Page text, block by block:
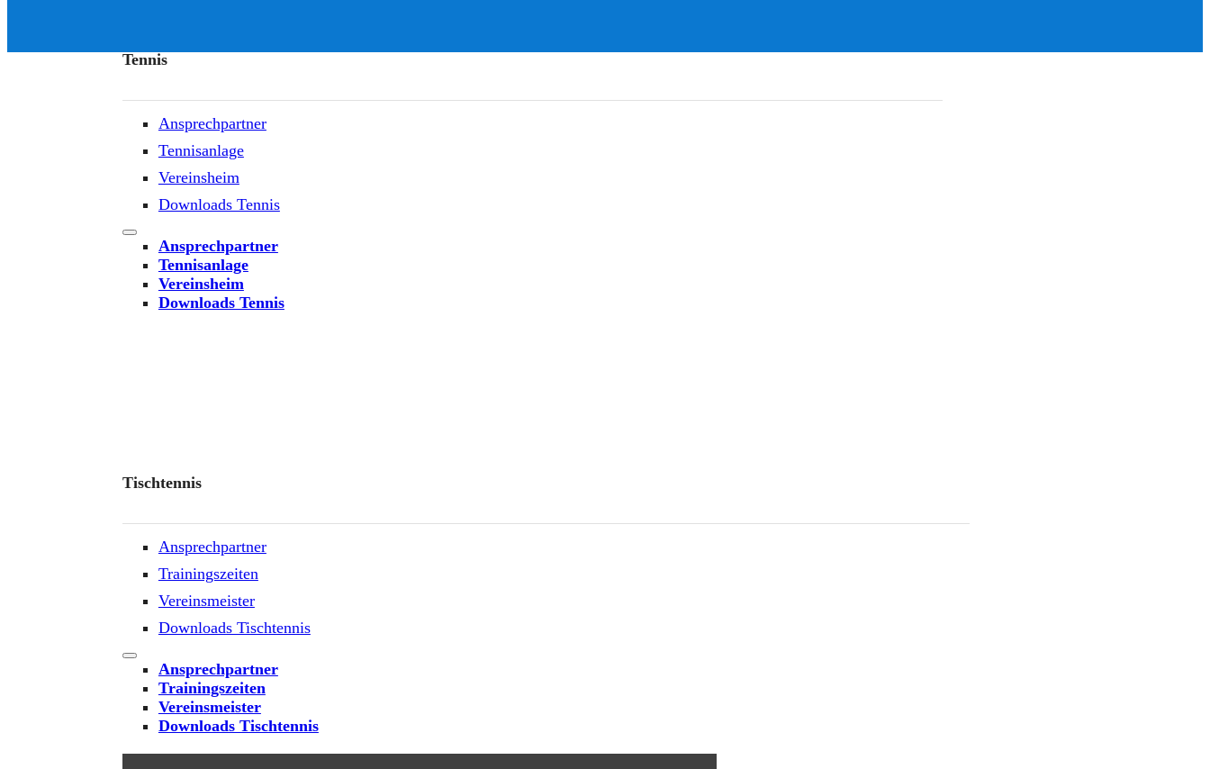
Tennis
Ansprechpartner
Tennisanlage
Vereinsheim
Downloads Tennis
Ansprechpartner
Tennisanlage
Vereinsheim
Downloads Tennis
Tischtennis
Ansprechpartner
Trainingszeiten
Vereinsmeister
Downloads Tischtennis
Ansprechpartner
Trainingszeiten
Vereinsmeister
Downloads Tischtennis